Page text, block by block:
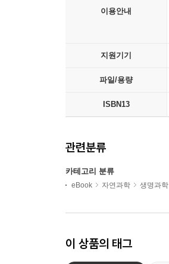
이용안내
지원기기
파일/용량
ISBN13
관련분류
카테고리 분류
eBook 자연과학 생명과학
이 상품의 태그